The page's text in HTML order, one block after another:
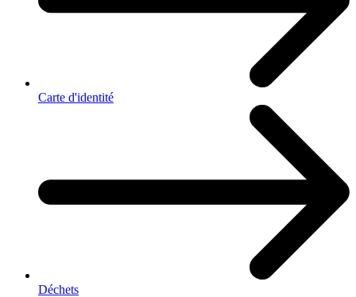
Carte d'identité
Déchets